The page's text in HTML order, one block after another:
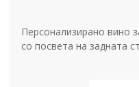
Персонализирано вино
со посвета на задната